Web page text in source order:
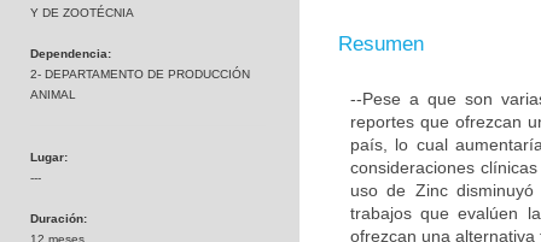
Y DE ZOOTÉCNIA
Dependencia:
2- DEPARTAMENTO DE PRODUCCIÓN
ANIMAL
Lugar:
---
Duración:
12 meses
Resumen
--Pese a que son
reportes que ofrezcan
país, lo cual
consideraciones
uso de Zinc
trabajos que evalúen
ofrezcan una